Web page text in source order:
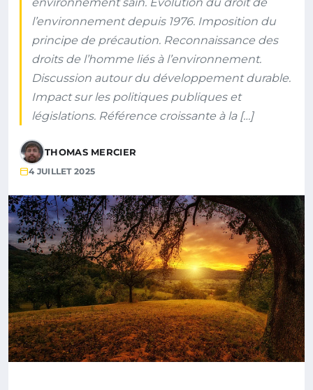
l’environnement depuis 1976. Imposition du
principe de précaution. Reconnaissance des
droits de l’homme liés à l’environnement.
Discussion autour du développement durable.
Impact sur les politiques publiques et
législations. Référence croissante à la […]
THOMAS MERCIER
4 JUILLET 2025